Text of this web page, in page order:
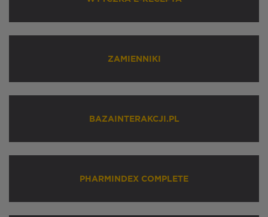
ZAMIENNIKI
BAZAINTERAKCJI.PL
PHARMINDEX COMPLETE